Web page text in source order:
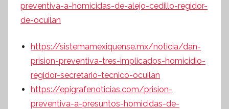
preventiva-a-homicidas-de-alejo-cedillo-regidor-
de-ocuilan
https://sistemamexiquense.mx/noticia/dan-
prision-preventiva-tres-implicados-homicidio-
regidor-secretario-tecnico-ocuilan
https://epigrafenoticias.com/prision-
preventiva-a-presuntos-homicidas-de-